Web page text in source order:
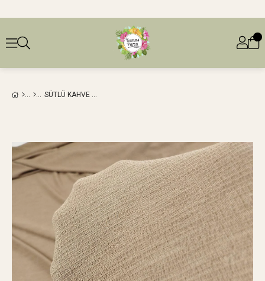
SÜTLÜ KAHVE RENKTE İNCE ÖRME (EN 130 CM X BOY 220 CM)